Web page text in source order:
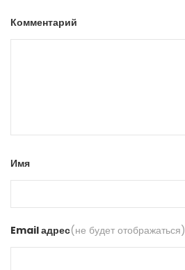
Комментарий
Имя
Email адрес(не будет отображаться)